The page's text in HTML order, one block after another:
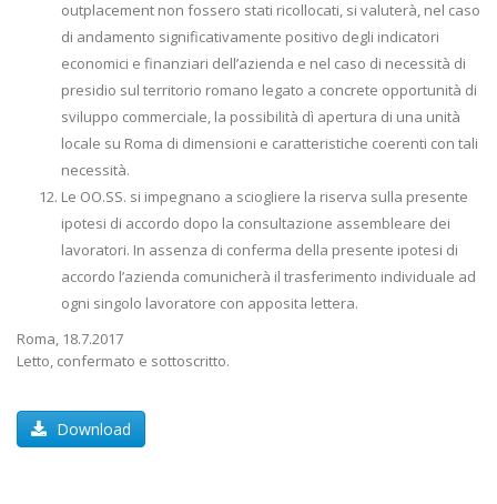
outplacement non fossero stati ricollocati, si valuterà, nel caso
di andamento significativamente positivo degli indicatori
economici e finanziari dell’azienda e nel caso di necessità di
presidio sul territorio romano legato a concrete opportunità di
sviluppo commerciale, la possibilità dì apertura di una unità
locale su Roma di dimensioni e caratteristiche coerenti con tali
necessità.
Le OO.SS. si impegnano a sciogliere la riserva sulla presente
ipotesi di accordo dopo la consultazione assembleare dei
lavoratori. In assenza di conferma della presente ipotesi di
accordo l’azienda comunicherà il trasferimento individuale ad
ogni singolo lavoratore con apposita lettera.
Roma, 18.7.2017
Letto, confermato e sottoscritto.
Download